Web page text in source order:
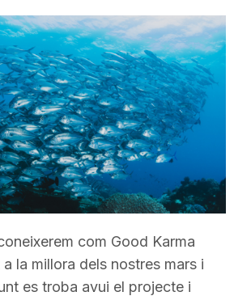
com Good Karma
la millora dels nostres mars i
es troba avui el projecte i